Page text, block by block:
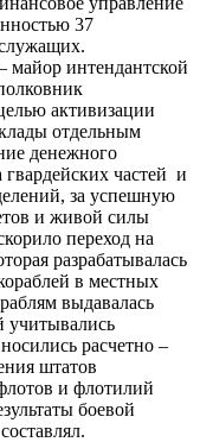
37
майор интендантской
активизации
отдельным
денежного
гвардейских частей и
за успешную
и живой силы
переход на
разрабатывалась
в местных
выдавалась
учитывались
расчетно –
штатов
и флотилий
боевой